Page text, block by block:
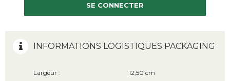
SE CONNECTER
INFORMATIONS LOGISTIQUES PACKAGING
Largeur :
12,50 cm